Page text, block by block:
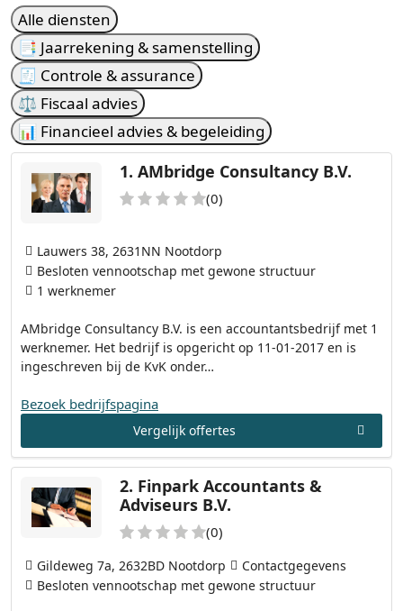
Alle diensten
📑 Jaarrekening & samenstelling
🧾 Controle & assurance
⚖️ Fiscaal advies
📊 Financieel advies & begeleiding
1. AMbridge Consultancy B.V.
(0)
AMbridge Consultancy B.V. is een accountantsbedrijf met 1
werknemer. Het bedrijf is opgericht op 11-01-2017 en is
ingeschreven bij de KvK onder…
Lauwers 38, 2631NN Nootdorp
Besloten vennootschap met gewone structuur
1 werknemer
Bezoek bedrijfspagina
Vergelijk offertes
2. Finpark Accountants &
Adviseurs B.V.
(0)
Gildeweg 7a, 2632BD Nootdorp
Contactgegevens
Besloten vennootschap met gewone structuur